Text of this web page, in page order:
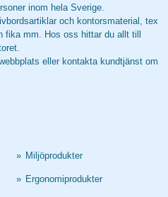
inom hela Sverige.
och kontorsmaterial, tex
fika mm. Hos oss hittar du allt till
eller kontakta kundtjänst om
» Miljöprodukter
» Ergonomiprodukter